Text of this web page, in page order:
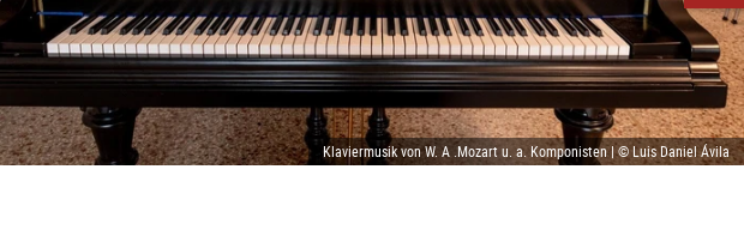
Klaviermusik von W. A .Mozart u. a. Komponisten | © Luis Daniel Ávila